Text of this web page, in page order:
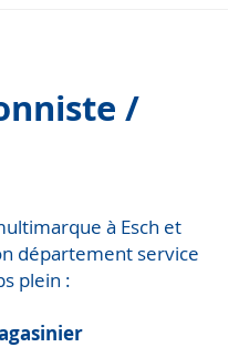
/
à Esch et
département service
plein :